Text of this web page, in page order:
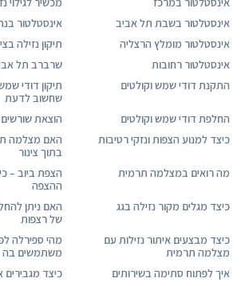
אינסטלטור בשבת תל אביב
אינסטלטור
אינסטלטור מומלץ הרצליה
תיקון נזילה
אינסטלטור רחובות
שרברב תל
התקנת דודי שמש וקולטים
תיקון דודי
שחשוב לדעת
החלפת דודי שמש וקולטים
הוצאת
כיצד למנוע הצפות ונזקי רטיבות
האם מצלמה
בתוך צינור
מה רואים במצלמה תרמית
הצפת ביוב –
ההצפה
כיצד מגלים מקור נזילה בגג
האם ניתן
של רצפות
כיצד מבצעים איתור נזילות עם
מצלמה תרמית
מהי ספירלה
משתמשים בה
איך לפתוח סתימה בשירותים
כיצד